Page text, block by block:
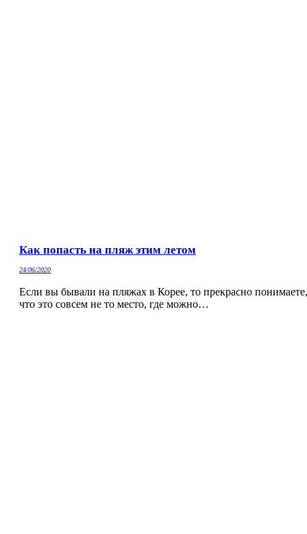
Как попасть на пляж этим летом
24/06/2020
Если вы бывали на пляжах в Корее, то прекрасно понимаете,
что это совсем не то место, где можно…